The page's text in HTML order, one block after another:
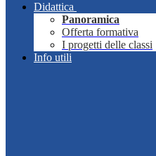
Didattica
Panoramica
Offerta formativa
I progetti delle classi
Info utili